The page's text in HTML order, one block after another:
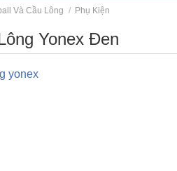
Và Cầu Lông / Phụ Kiện
Yonex Đen